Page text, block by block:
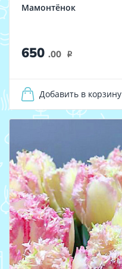
Мамонтёнок
650 .00 i
Добавить в корзину